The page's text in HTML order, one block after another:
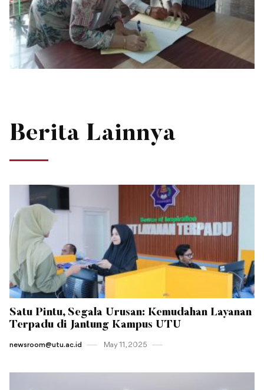
Berita Lainnya
Satu Pintu, Segala Urusan: Kemudahan Layanan
Terpadu di Jantung Kampus UTU
newsroom@utu.ac.id May 11 , 2025